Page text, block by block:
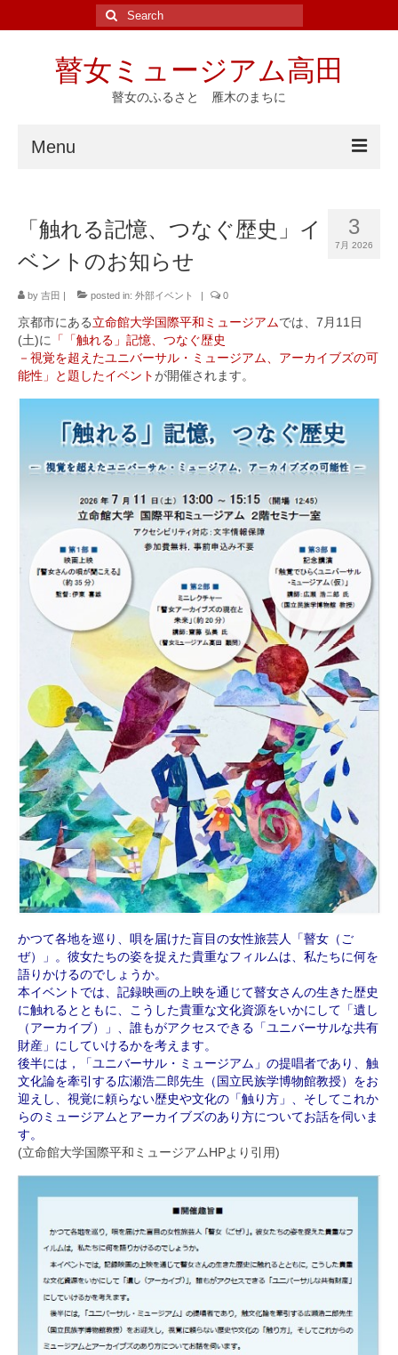
Search
for:
瞽女ミュージアム高田
瞽女のふるさと 雁木のまちに
Menu
ニュース
イベント
瞽女ゆかりの地
斎藤真一
瞽女の研究と資料
入会のご案内
アクセス
3
7月 2026
「触れる記憶、つなぐ歴史」イ
ベントのお知らせ
by 吉田 | posted in: 外部イベント | 0
京都市にある立命館大学国際平和ミュージアムでは、7月11日
(土)に
「「触れる」記憶、つなぐ歴史
－視覚を超えたユニバーサル・ミュージアム、アーカイブズの可
能性」と題したイベントが開催されます。
かつて各地を巡り、唄を届けた盲⽬の⼥性旅芸⼈「瞽⼥（ご
ぜ）」。彼⼥たちの姿を捉えた貴重なフィルムは、私たちに何を
語りかけるのでしょうか。
本イベントでは、記録映画の上映を通じて瞽⼥さんの⽣きた歴史
に触れるとともに、こうした貴重な⽂化資源をいかにして「遺し
（アーカイブ）」、誰もがアクセスできる「ユニバーサルな共有
財産」にしていけるかを考えます。
後半には，「ユニバーサル・ミュージアム」の提唱者であり、触
⽂化論を牽引する広瀬浩⼆郎先⽣（国⽴⺠族学博物館教授）をお
迎えし、視覚に頼らない歴史や⽂化の「触り⽅」、そしてこれか
らのミュージアムとアーカイブズのあり⽅についてお話を伺いま
す。
(立命館大学国際平和ミュージアムHPより引用)